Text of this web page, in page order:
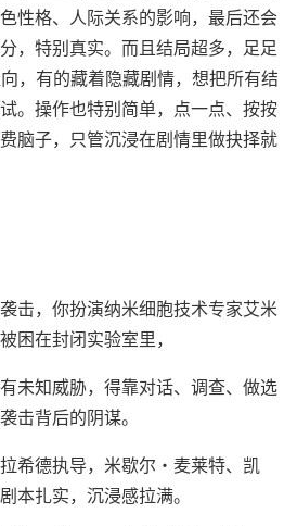
性格、人际关系的影响，最后还会
，特别真实。而且结局超多，足足
，有的藏着隐藏剧情，想把所有结
。操作也特别简单，点一点、按按
脑子，只管沉浸在剧情里做抉择就
击，你扮演纳米细胞技术专家艾米
困在封闭实验室里，
未知威胁，得靠对话、调查、做选
击背后的阴谋。
希德执导，米歇尔・麦莱特、凯
本扎实，沉浸感拉满。